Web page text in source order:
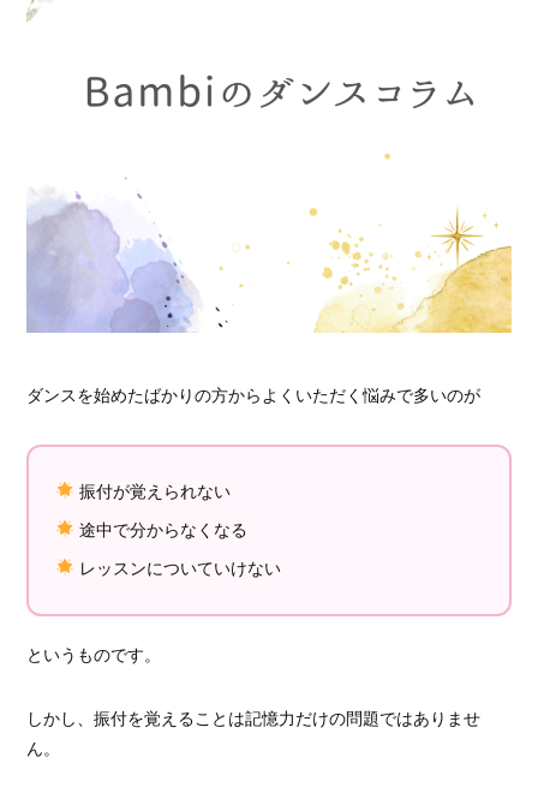
ダンスを始めたばかりの方からよくいただく悩みで多いのが
振付が覚えられない
途中で分からなくなる
レッスンについていけない
というものです。
しかし、振付を覚えることは記憶力だけの問題ではありませ
ん。